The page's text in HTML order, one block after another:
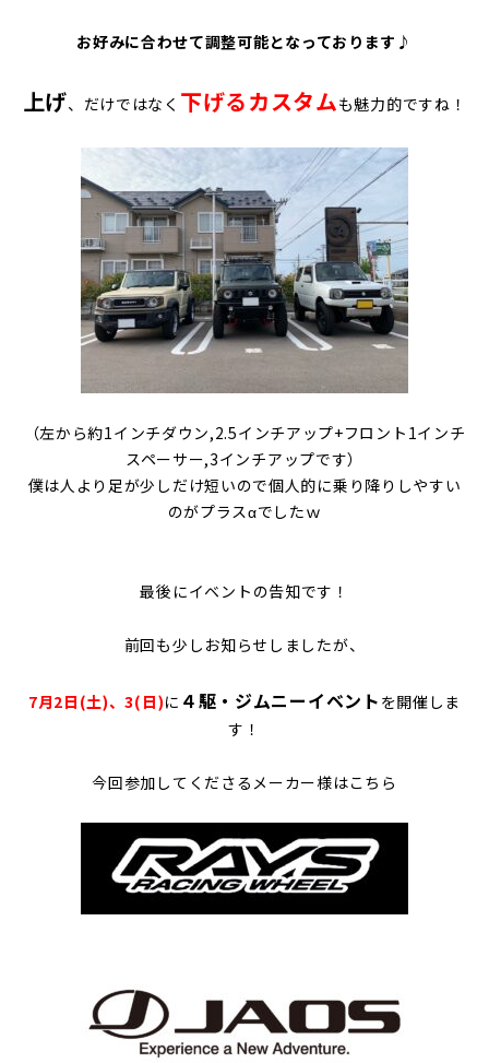
お好みに合わせて調整可能となっております♪
上げ、だけではなく 下げるカスタムも魅力的ですね！
（左から約1インチダウン,2.5インチアップ+フロント1インチ
スペーサー,3インチアップです）
僕は人より足が少しだけ短いので個人的に乗り降りしやすい
のがプラスαでしたｗ
最後にイベントの告知です！
前回も少しお知らせしましたが、
7月2日(土)、3(日)に ４駆・ジムニーイベント を開催しま
す！
今回参加してくださるメーカー様はこちら